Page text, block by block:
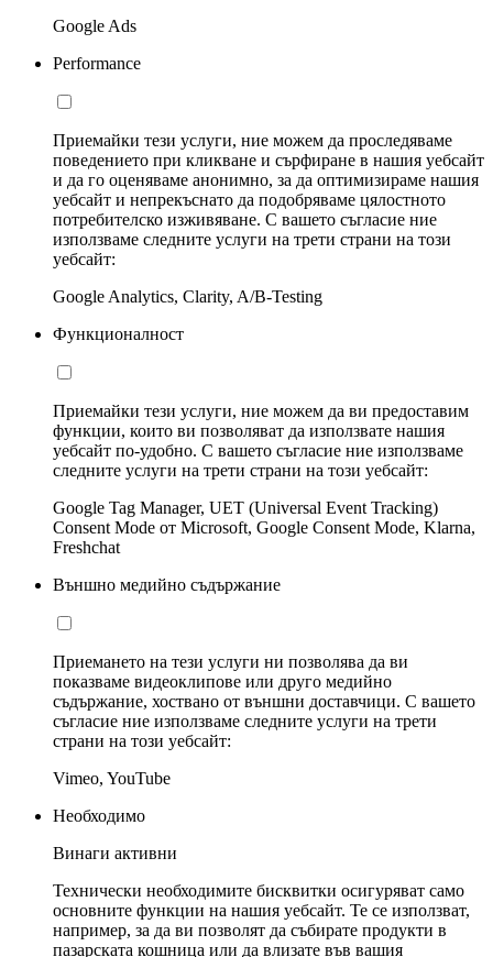
Google Ads
Performance
Приемайки тези услуги, ние можем да проследяваме
поведението при кликване и сърфиране в нашия уебсайт
и да го оценяваме анонимно, за да оптимизираме нашия
уебсайт и непрекъснато да подобряваме цялостното
потребителско изживяване. С вашето съгласие ние
използваме следните услуги на трети страни на този
уебсайт:
Google Analytics, Clarity, A/B-Testing
Функционалност
Приемайки тези услуги, ние можем да ви предоставим
функции, които ви позволяват да използвате нашия
уебсайт по-удобно. С вашето съгласие ние използваме
следните услуги на трети страни на този уебсайт:
Google Tag Manager, UET (Universal Event Tracking)
Consent Mode от Microsoft, Google Consent Mode, Klarna,
Freshchat
Външно медийно съдържание
Приемането на тези услуги ни позволява да ви
показваме видеоклипове или друго медийно
съдържание, хоствано от външни доставчици. С вашето
съгласие ние използваме следните услуги на трети
страни на този уебсайт:
Vimeo, YouTube
Необходимо
Винаги активни
Технически необходимите бисквитки осигуряват само
основните функции на нашия уебсайт. Те се използват,
например, за да ви позволят да събирате продукти в
пазарската кошница или да влизате във вашия